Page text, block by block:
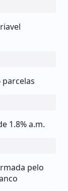
parcelas
1.8% a.m.
pelo